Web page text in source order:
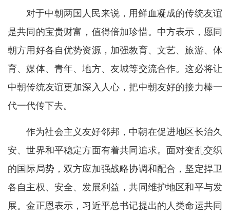
对于中朝两国人民来说，用鲜血凝成的传统友谊
是共同的宝贵财富，值得倍加珍惜。中方表示，愿同
朝方用好各自优势资源，加强教育、文艺、旅游、体
育、媒体、青年、地方、友城等交流合作。这必将让
中朝传统友谊更加深入人心，把中朝友好的接力棒一
代一代传下去。
作为社会主义友好邻邦，中朝在促进地区长治久
安、世界和平稳定方面有着共同追求。面对变乱交织
的国际局势，双方应加强战略协调和配合，坚定捍卫
各自主权、安全、发展利益，共同维护地区和平与发
展。金正恩表示，习近平总书记提出的人类命运共同